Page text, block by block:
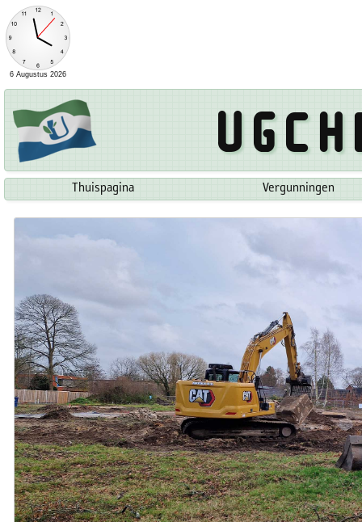
Thuispagina Vergunningen